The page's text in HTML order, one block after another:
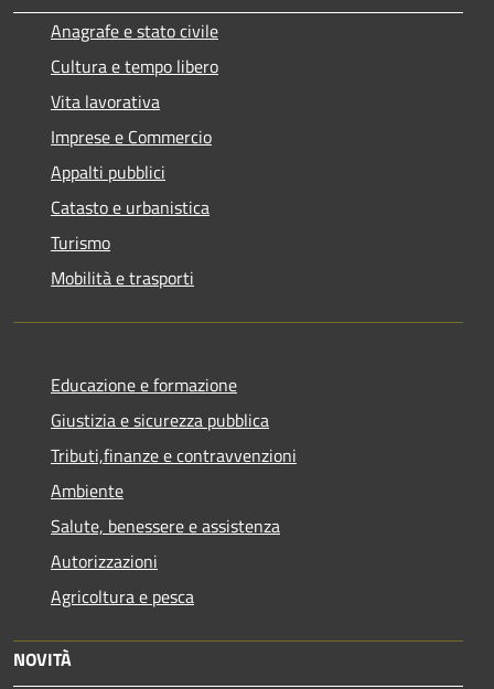
Anagrafe e stato civile
Cultura e tempo libero
Vita lavorativa
Imprese e Commercio
Appalti pubblici
Catasto e urbanistica
Turismo
Mobilità e trasporti
Educazione e formazione
Giustizia e sicurezza pubblica
Tributi,finanze e contravvenzioni
Ambiente
Salute, benessere e assistenza
Autorizzazioni
Agricoltura e pesca
NOVITÀ